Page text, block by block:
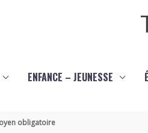
ENFANCE – JEUNESSE
obligatoire